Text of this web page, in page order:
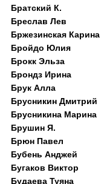
Братский К.
Бреслав Лев
Бржезинская Карина
Бройдо Юлия
Брокк Эльза
Брондз Ирина
Брук Алла
Брусникин Дмитрий
Брусникина Марина
Брушин Я.
Брюн Павел
Бубень Анджей
Бугаков Виктор
Будаева Туяна